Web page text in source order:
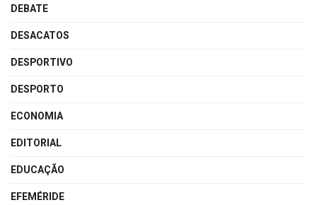
DEBATE
DESACATOS
DESPORTIVO
DESPORTO
ECONOMIA
EDITORIAL
EDUCAÇÃO
EFEMÉRIDE